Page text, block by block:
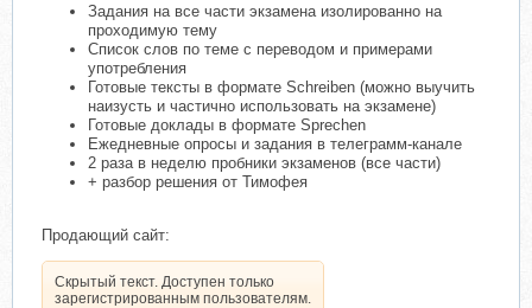
Задания на все части экзамена изолированно на
проходимую тему
Список слов по теме с переводом и примерами
употребления
Готовые тексты в формате Schreiben (можно выучить
наизусть и частично использовать на экзамене)
Готовые доклады в формате Sprechen
Ежедневные опросы и задания в телеграмм-канале
2 раза в неделю пробники экзаменов (все части)
+ разбор решения от Тимофея
Продающий сайт:
Скрытый текст. Доступен только
зарегистрированным пользователям.